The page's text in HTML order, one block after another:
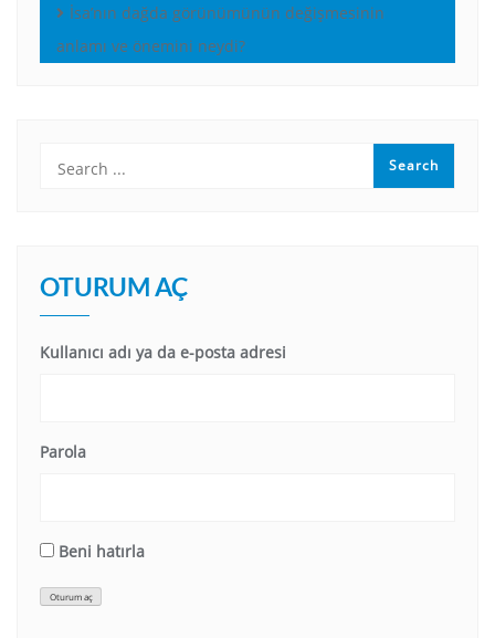
İsa’nın dağda görünümünün değişmesinin
anlamı ve önemini neydi?
OTURUM AÇ
Kullanıcı adı ya da e-posta adresi
Parola
Beni hatırla
Oturum aç